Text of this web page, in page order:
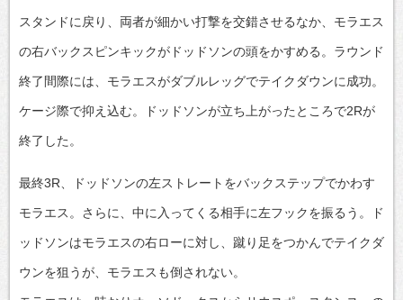
スタンドに戻り、両者が細かい打撃を交錯させるなか、モラエス
の右バックスピンキックがドッドソンの頭をかすめる。ラウンド
終了間際には、モラエスがダブルレッグでテイクダウンに成功。
ケージ際で抑え込む。ドッドソンが立ち上がったところで2Rが
終了した。
最終3R、ドッドソンの左ストレートをバックステップでかわす
モラエス。さらに、中に入ってくる相手に左フックを振るう。ド
ッドソンはモラエスの右ローに対し、蹴り足をつかんでテイクダ
ウンを狙うが、モラエスも倒されない。